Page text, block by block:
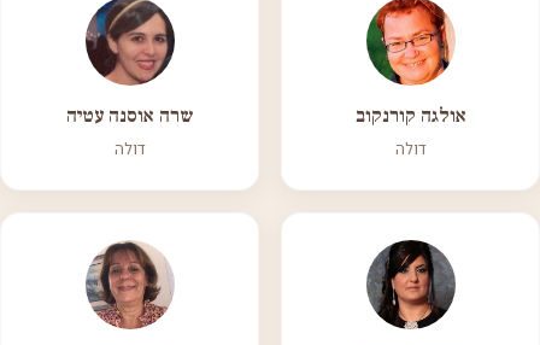
אולגה קורנקוב
דולה
שרה אוסנה עטיה
דולה